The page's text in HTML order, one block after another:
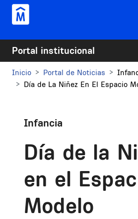
Pasar al contenido principal
Portal institucional
Inicio Portal de Noticias
Día de La Niñez En El Espacio
Infancia
Día de la
en el
Modelo